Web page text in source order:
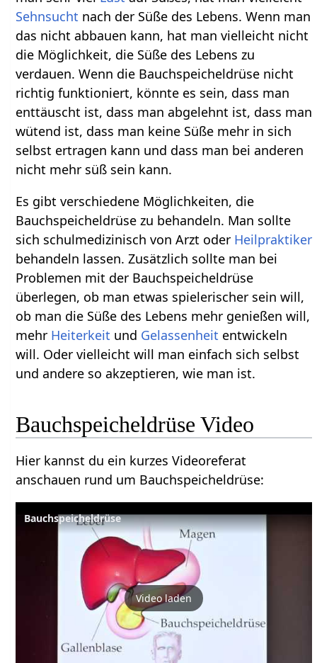
Sehnsucht nach der Süße des Lebens. Wenn man
das nicht abbauen kann, hat man vielleicht nicht
die Möglichkeit, die Süße des Lebens zu
verdauen. Wenn die Bauchspeicheldrüse nicht
richtig funktioniert, könnte es sein, dass man
enttäuscht ist, dass man abgelehnt ist, dass man
wütend ist, dass man keine Süße mehr in sich
selbst ertragen kann und dass man bei anderen
nicht mehr süß sein kann.
Es gibt verschiedene Möglichkeiten, die
Bauchspeicheldrüse zu behandeln. Man sollte
sich schulmedizinisch von Arzt oder Heilpraktiker
behandeln lassen. Zusätzlich sollte man bei
Problemen mit der Bauchspeicheldrüse
überlegen, ob man etwas spielerischer sein will,
ob man die Süße des Lebens mehr genießen will,
mehr Heiterkeit und Gelassenheit entwickeln
will. Oder vielleicht will man einfach sich selbst
und andere so akzeptieren, wie man ist.
Bauchspeicheldrüse Video
Hier kannst du ein kurzes Videoreferat
anschauen rund um Bauchspeicheldrüse:
Bauchspeicheldrüse
Video laden